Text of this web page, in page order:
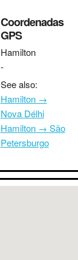
Coordenadas
GPS
Hamilton
-
See also:
Hamilton →
Nova Délhi
Hamilton → São
Petersburgo